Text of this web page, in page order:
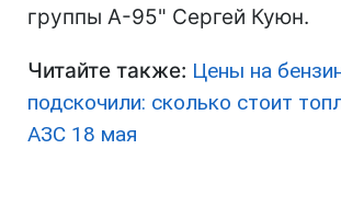
группы А-95" Сергей Куюн.
Читайте также: Цены на
подскочили: сколько стоит
АЗС 18 мая